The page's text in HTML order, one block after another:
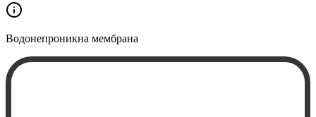
Водонепроникна мембрана